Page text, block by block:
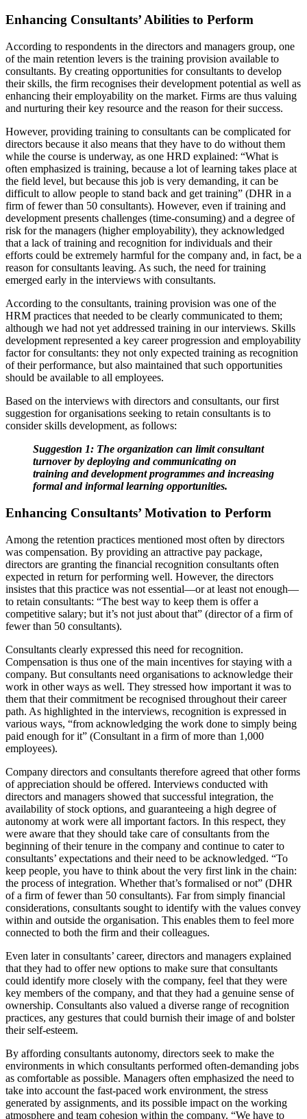
Enhancing Consultants’ Abilities to Perform
According to respondents in the directors and managers group, one
of the main retention levers is the training provision available to
consultants. By creating opportunities for consultants to develop
their skills, the firm recognises their development potential as well as
enhancing their employability on the market. Firms are thus valuing
and nurturing their key resource and the reason for their success.
However, providing training to consultants can be complicated for
directors because it also means that they have to do without them
while the course is underway, as one HRD explained: “What is
often emphasized is training, because a lot of learning takes place at
the field level, but because this job is very demanding, it can be
difficult to allow people to stand back and get training” (DHR in a
firm of fewer than 50 consultants). However, even if training and
development presents challenges (time-consuming) and a degree of
risk for the managers (higher employability), they acknowledged
that a lack of training and recognition for individuals and their
efforts could be extremely harmful for the company and, in fact, be a
reason for consultants leaving. As such, the need for training
emerged early in the interviews with consultants.
According to the consultants, training provision was one of the
HRM practices that needed to be clearly communicated to them;
although we had not yet addressed training in our interviews. Skills
development represented a key career progression and employability
factor for consultants: they not only expected training as recognition
of their performance, but also maintained that such opportunities
should be available to all employees.
Based on the interviews with directors and consultants, our first
suggestion for organisations seeking to retain consultants is to
consider skills development, as follows:
Suggestion 1: The organization can limit consultant
turnover by deploying and communicating on
training and development programmes and increasing
formal and informal learning opportunities.
Enhancing Consultants’ Motivation to Perform
Among the retention practices mentioned most often by directors
was compensation. By providing an attractive pay package,
directors are granting the financial recognition consultants often
expected in return for performing well. However, the directors
insistes that this practice was not essential—or at least not enough—
to retain consultants: “The best way to keep them is offer a
competitive salary; but it’s not just about that” (director of a firm of
fewer than 50 consultants).
Consultants clearly expressed this need for recognition.
Compensation is thus one of the main incentives for staying with a
company. But consultants need organisations to acknowledge their
work in other ways as well. They stressed how important it was to
them that their commitment be recognised throughout their career
path. As highlighted in the interviews, recognition is expressed in
various ways, “from acknowledging the work done to simply being
paid enough for it” (Consultant in a firm of more than 1,000
employees).
Company directors and consultants therefore agreed that other forms
of appreciation should be offered. Interviews conducted with
directors and managers showed that successful integration, the
availability of stock options, and guaranteeing a high degree of
autonomy at work were all important factors. In this respect, they
were aware that they should take care of consultants from the
beginning of their tenure in the company and continue to cater to
consultants’ expectations and their need to be acknowledged. “To
keep people, you have to think about the very first link in the chain:
the process of integration. Whether that’s formalised or not” (DHR
of a firm of fewer than 50 consultants). Far from simply financial
considerations, consultants sought to identify with the values convey
within and outside the organisation. This enables them to feel more
connected to both the firm and their colleagues.
Even later in consultants’ career, directors and managers explained
that they had to offer new options to make sure that consultants
could identify more closely with the company, feel that they were
key members of the company, and that they had a genuine sense of
ownership. Consultants also valued a diverse range of recognition
practices, any gestures that could burnish their image of and bolster
their self-esteem.
By affording consultants autonomy, directors seek to make the
environments in which consultants performed often-demanding jobs
as comfortable as possible. Managers often emphasized the need to
take into account the fast-paced work environment, the stress
generated by assignments, and its possible impact on the working
atmosphere and team cohesion within the company. “We have to